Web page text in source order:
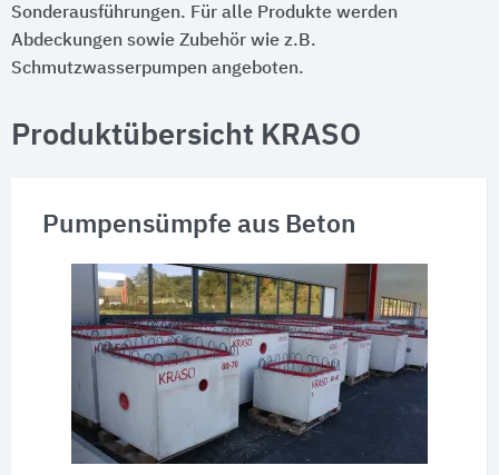
Sonderausführungen. Für alle Produkte werden
Abdeckungen sowie Zubehör wie z.B.
Schmutzwasserpumpen angeboten.
Produktübersicht KRASO
Pumpensümpfe aus Beton